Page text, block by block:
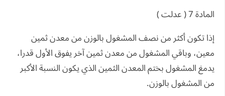
المادة 7 ( عدلت )
إذا تكون أكثر من نصف المشغول بالوزن من معدن ثمين
معين، وباقي المشغول من معدن ثمين آخر يفوق الأول قدرا،
يدمغ المشغول بختم المعدن الثمين الذي يكون النسبة الأكبر
من المشغول بالوزن.